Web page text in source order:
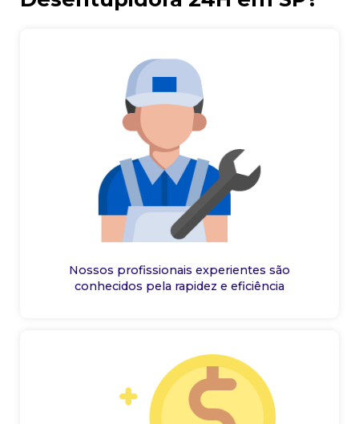
Nossos profissionais experientes são
conhecidos pela rapidez e eficiência